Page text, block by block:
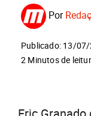
Por
Publicado: 13/
2 Minutos de